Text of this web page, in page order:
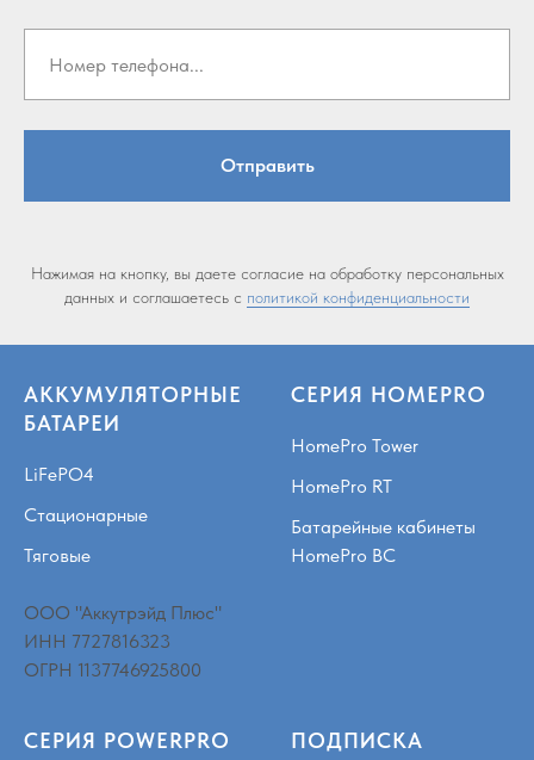
Отправить
Нажимая на кнопку, вы даете согласие на обработку персональных
данных и соглашаетесь c политикой конфиденциальности
АККУМУЛЯТОРНЫЕ
БАТАРЕИ
LiFePO4
Стационарные
Тяговые
ООО "Аккутрэйд Плюс"
ИНН 7727816323
ОГРН 1137746925800
СЕРИЯ HOMEPRO
HomePro Tower
HomePro RT
Батарейные кабинеты
HomePro BC
СЕРИЯ POWERPRO ПОДПИСКА